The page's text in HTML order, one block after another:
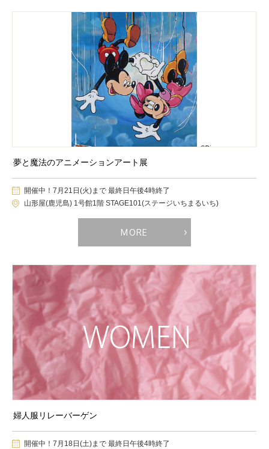
夢と魔法のアニメーションアート展
開催中！7月21日(火)まで 最終日午後4時終了
山形屋(鹿児島) 1号館1階 STAGE101(ステージいちまるいち)
MORE
婦人服リレーバーゲン
開催中！7月18日(土)まで 最終日午後4時終了